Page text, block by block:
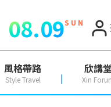
08.09S U N
風格帶路
Style Travel
欣講
Xin